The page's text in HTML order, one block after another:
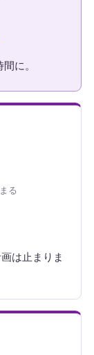
に。
る
は止まりま